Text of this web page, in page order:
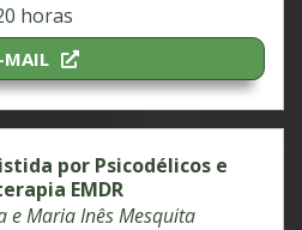
horas
MAIL
por Psicodélicos e
EMDR
e Maria Inês Mesquita